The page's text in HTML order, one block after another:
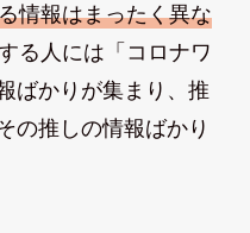
情報はまったく異な
る人には「コロナワ
ばかりが集まり、推
の推しの情報ばかり